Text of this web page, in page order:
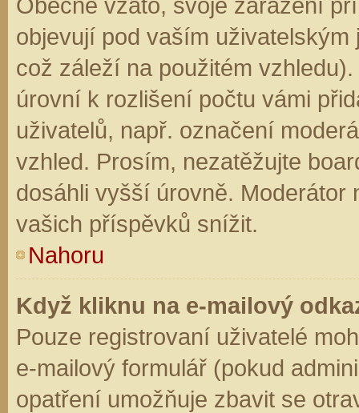
objevují pod vaším
což záleží na použitém
úrovní k rozlišení počtu vámi
uživatelů, např. označení
vzhled. Prosím, nezatěžujte
dosáhli vyšší úrovně. Moderátor
vašich příspěvků snížit.
Nahoru
Když kliknu na e-mailový
Pouze registrovaní uživatelé
e-mailový formulář (pokud
opatření umožňuje zbavit se